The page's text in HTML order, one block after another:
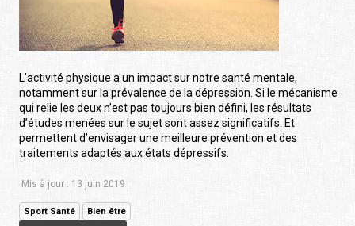
L’activité physique a un impact sur notre santé mentale,
notamment sur la prévalence de la dépression. Si le mécanisme
qui relie les deux n’est pas toujours bien défini, les résultats
d’études menées sur le sujet sont assez significatifs. Et
permettent d’envisager une meilleure prévention et des
traitements adaptés aux états dépressifs.
Mis à jour : 13 juin 2019
Sport Santé Bien être